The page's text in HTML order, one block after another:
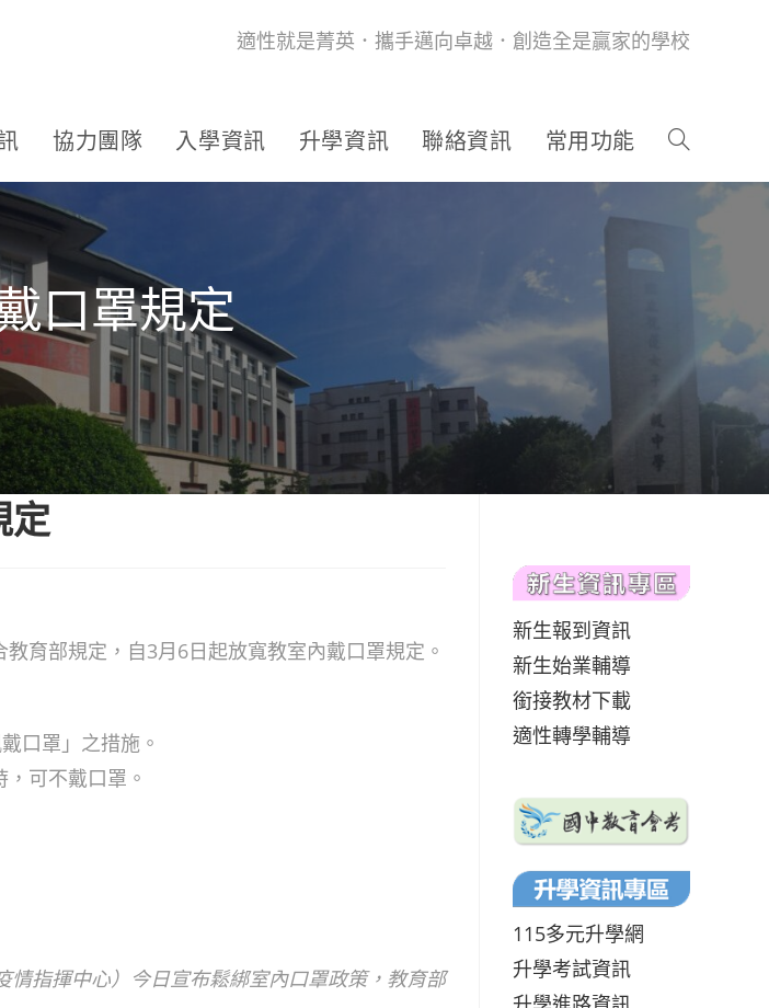
適性就是菁英．攜手邁向卓越．創造全是贏家的學校
協力團隊 入學資訊 升學資訊 聯絡資訊 常用功能
口罩規定
定
育部規定，自3月6日起放寬教室內戴口罩規定。
口罩」之措施。
可不戴口罩。
指揮中心）今日宣布鬆綁室內口罩政策，教育部
新生報到資訊
新生始業輔導
銜接教材下載
適性轉學輔導
115多元升學網
升學考試資訊